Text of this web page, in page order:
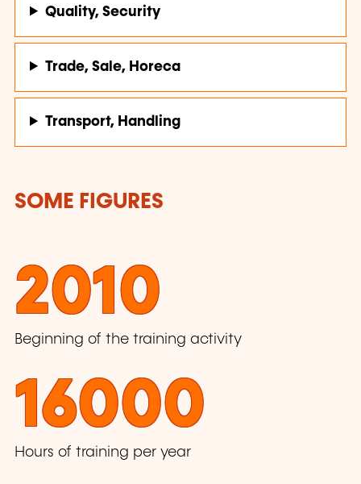
Quality, Security
Trade, Sale, Horeca
Transport, Handling
SOME FIGURES
2010
Beginning of the training activity
16000
Hours of training per year